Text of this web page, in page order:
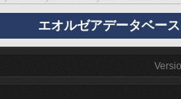
エオルゼアデータベース